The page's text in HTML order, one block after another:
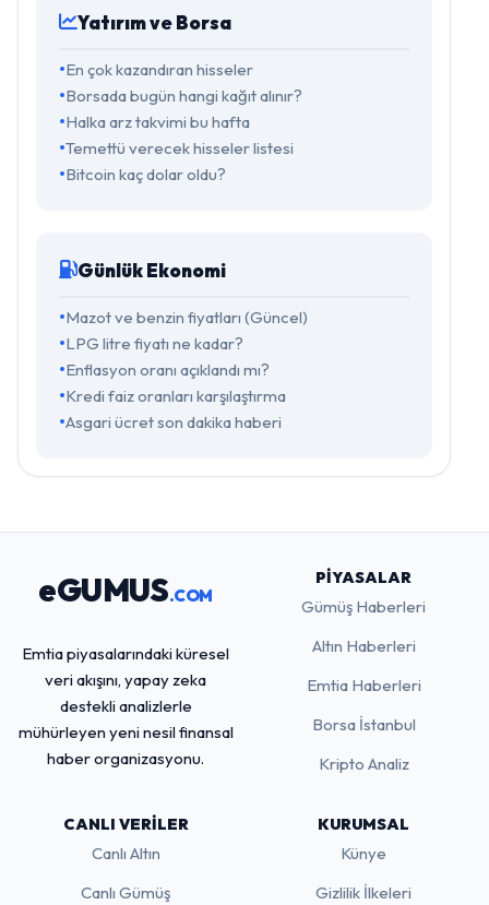
Yatırım ve Borsa
En çok kazandıran hisseler
Borsada bugün hangi kağıt alınır?
Halka arz takvimi bu hafta
Temettü verecek hisseler listesi
Bitcoin kaç dolar oldu?
Günlük Ekonomi
Mazot ve benzin fiyatları (Güncel)
LPG litre fiyatı ne kadar?
Enflasyon oranı açıklandı mı?
Kredi faiz oranları karşılaştırma
Asgari ücret son dakika haberi
eGUMUS.COM
Emtia piyasalarındaki küresel
veri akışını, yapay zeka
destekli analizlerle
mühürleyen yeni nesil finansal
haber organizasyonu.
PIYASALAR
Gümüş Haberleri
Altın Haberleri
Emtia Haberleri
Borsa İstanbul
Kripto Analiz
CANLI VERILER
Canlı Altın
Canlı Gümüş
KURUMSAL
Künye
Gizlilik İlkeleri